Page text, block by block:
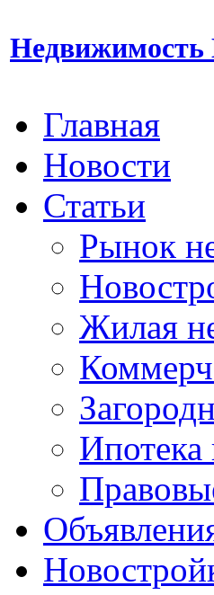
Главная
Новости
Статьи
Рынок
Жилая